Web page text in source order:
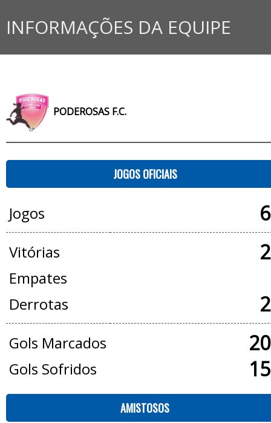
INFORMAÇÕES DA EQUIPE
PODEROSAS F.C.
JOGOS OFICIAIS
Jogos
Vitórias
Empates
Derrotas
Gols Marcados
Gols Sofridos
AMISTOSOS